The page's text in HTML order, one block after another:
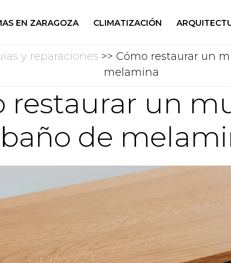
EN ZARAGOZA CLIMATIZACIÓN
y reparaciones >> Cómo restaurar un
melamina
restaurar un
baño de